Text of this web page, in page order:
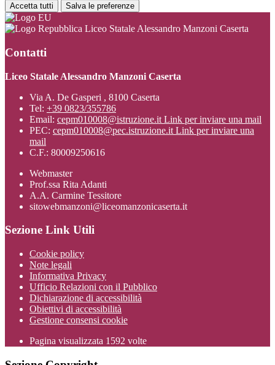
Accetta tutti Salva le preferenze
Liceo Statale Alessandro Manzoni Caserta
Contatti
Liceo Statale Alessandro Manzoni Caserta
Via A. De Gasperi , 8100 Caserta
Tel: +39 0823/355786
Email: cepm010008@istruzione.it Link per inviare una mail
PEC: cepm010008@pec.istruzione.it Link per inviare una
mail
C.F.: 80009250616
Webmaster
Prof.ssa Rita Adanti
A.A. Carmine Tessitore
sitowebmanzoni@liceomanzonicaserta.it
Sezione Link Utili
Cookie policy
Note legali
Informativa Privacy
Ufficio Relazioni con il Pubblico
Dichiarazione di accessibilità
Obiettivi di accessibilità
Gestione consensi cookie
Pagina visualizzata 1592 volte